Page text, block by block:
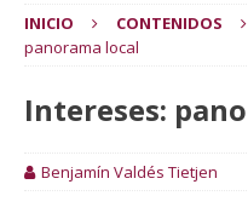
INICIO CONTENIDOS
panorama local
Intereses:
Benjamín Valdés Tietjen